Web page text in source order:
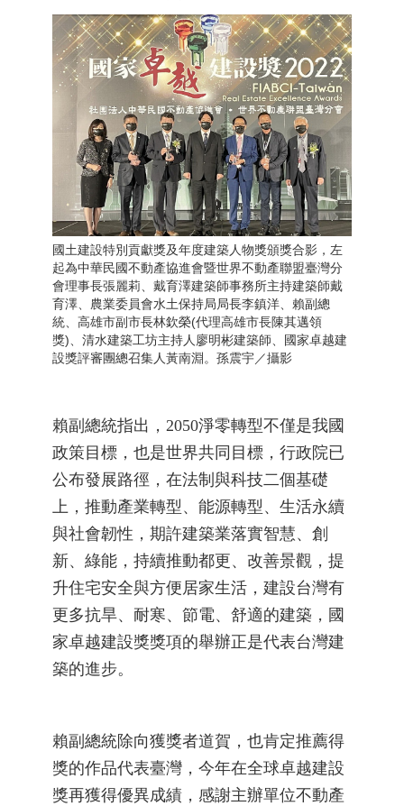
國土建設特別貢獻獎及年度建築人物獎頒獎合影，左
起為中華民國不動產協進會暨世界不動產聯盟臺灣分
會理事長張麗莉、戴育澤建築師事務所主持建築師戴
育澤、農業委員會水土保持局局長李鎮洋、賴副總
統、高雄市副市長林欽榮(代理高雄市長陳其邁領
獎)、清水建築工坊主持人廖明彬建築師、國家卓越建
設獎評審團總召集人黃南淵。孫震宇／攝影
賴副總統指出，2050淨零轉型不僅是我國
政策目標，也是世界共同目標，行政院已
公布發展路徑，在法制與科技二個基礎
上，推動產業轉型、能源轉型、生活永續
與社會韌性，期許建築業落實智慧、創
新、綠能，持續推動都更、改善景觀，提
升住宅安全與方便居家生活，建設台灣有
更多抗旱、耐寒、節電、舒適的建築，國
家卓越建設獎獎項的舉辦正是代表台灣建
築的進步。
賴副總統除向獲獎者道賀，也肯定推薦得
獎的作品代表臺灣，今年在全球卓越建設
獎再獲得優異成績，感謝主辦單位不動產